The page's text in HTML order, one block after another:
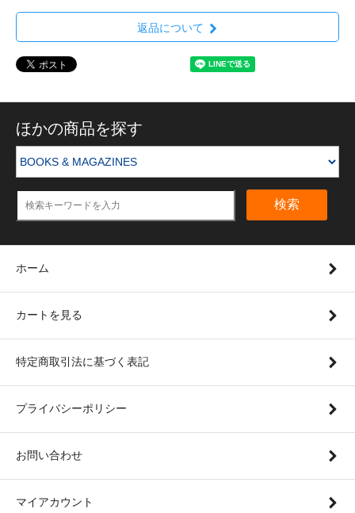
返品について
ほかの商品を探す
検索
ホーム
カートを見る
特定商取引法に基づく表記
プライバシーポリシー
お問い合わせ
マイアカウント